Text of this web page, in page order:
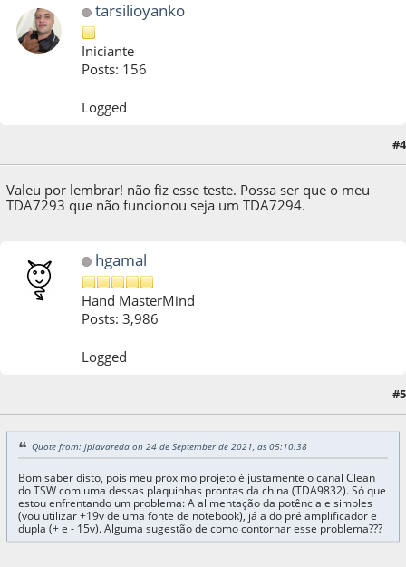
tarsilioyanko
Iniciante
Posts: 156
Logged
#4
Valeu por lembrar! não fiz esse teste. Possa ser que o meu
TDA7293 que não funcionou seja um TDA7294.
hgamal
Hand MasterMind
Posts: 3,986
Logged
#5
Quote from: jplavareda on 24 de September de 2021, as 05:10:38
Bom saber disto, pois meu próximo projeto é justamente o canal Clean
do TSW com uma dessas plaquinhas prontas da china (TDA9832). Só que
estou enfrentando um problema: A alimentação da potência e simples
(vou utilizar +19v de uma fonte de notebook), já a do pré amplificador e
dupla (+ e - 15v). Alguma sugestão de como contornar esse problema???